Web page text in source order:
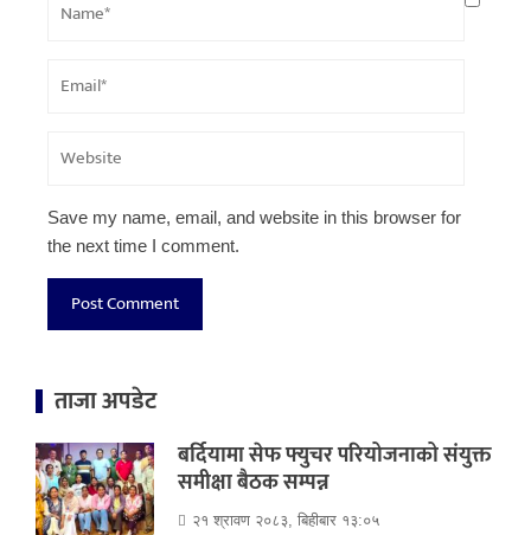
Save my name, email, and website in this browser for
the next time I comment.
ताजा अपडेट
बर्दियामा सेफ फ्युचर परियोजनाको संयुक्त
समीक्षा बैठक सम्पन्न
२१ श्रावण २०८३, बिहीबार १३:०५